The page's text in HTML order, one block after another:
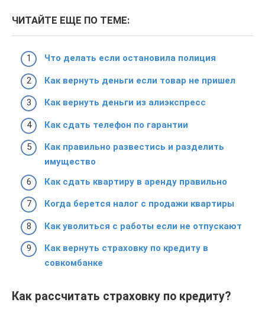
ЧИТАЙТЕ ЕЩЕ ПО ТЕМЕ:
Что делать если остановила полиция
Как вернуть деньги если товар не пришел
Как вернуть деньги из алиэкспресс
Как сдать телефон по гарантии
Как правильно развестись и разделить
имущество
Как сдать квартиру в аренду правильно
Когда берется налог с продажи квартиры
Как уволиться с работы если не отпускают
Как вернуть страховку по кредиту в
совкомбанке
Как рассчитать страховку по кредиту?